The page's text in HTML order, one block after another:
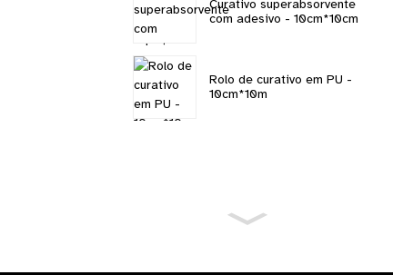
Curativo superabsorvente
com adesivo - 10cm*10cm
Rolo de curativo em PU -
10cm*10m